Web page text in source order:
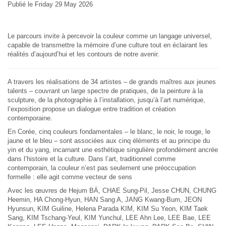
Publié le Friday 29 May 2026
Le parcours invite à percevoir la couleur comme un langage universel,
capable de transmettre la mémoire d’une culture tout en éclairant les
réalités d’aujourd’hui et les contours de notre avenir.
A travers les réalisations de 34 artistes – de grands maîtres aux jeunes
talents – couvrant un large spectre de pratiques, de la peinture à la
sculpture, de la photographie à l’installation, jusqu’à l’art numérique,
l’exposition propose un dialogue entre tradition et création
contemporaine.
En Corée, cinq couleurs fondamentales – le blanc, le noir, le rouge, le
jaune et le bleu – sont associées aux cinq éléments et au principe du
yin et du yang, incarnant une esthétique singulière profondément ancrée
dans l’histoire et la culture. Dans l’art, traditionnel comme
contemporain, la couleur n’est pas seulement une préoccupation
formelle : elle agit comme vecteur de sens
Avec les œuvres de Hejum BÄ, CHAE Sung-Pil, Jesse CHUN, CHUNG
Heemin, HA Chong-Hyun, HAN Sang A, JANG Kwang-Bum, JEON
Hyunsun, KIM Guiline, Helena Parada KIM, KIM Su Yeon, KIM Taek
Sang, KIM Tschang-Yeul, KIM Yunchul, LEE Ahn Lee, LEE Bae, LEE